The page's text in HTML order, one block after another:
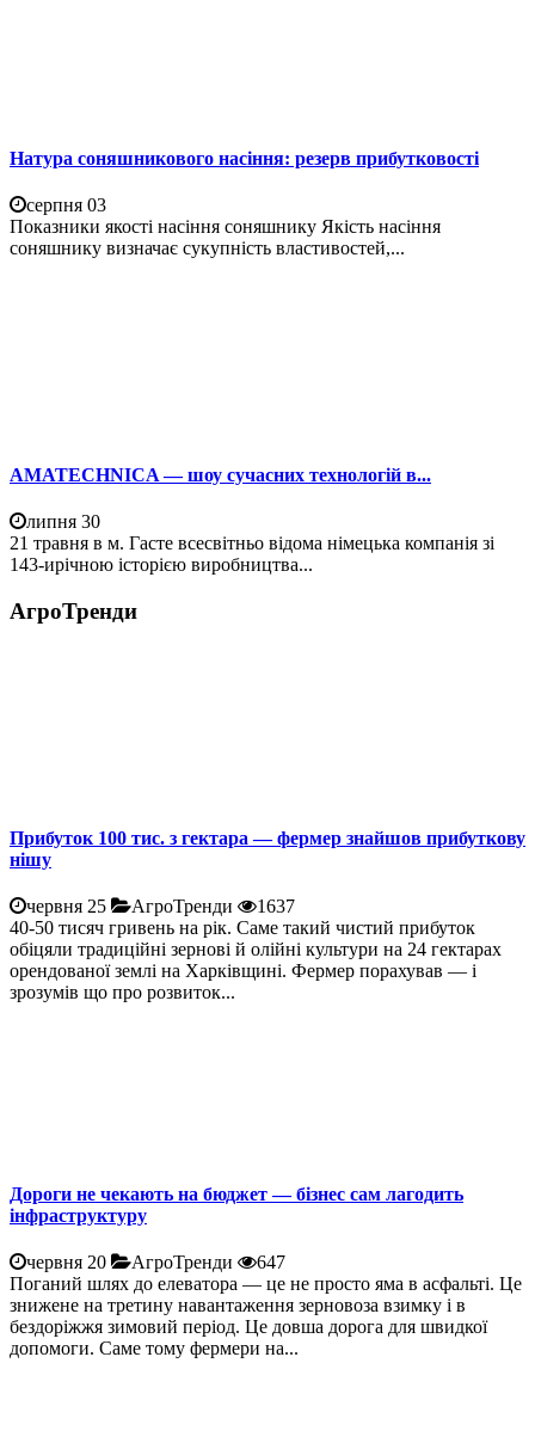
Натура соняшникового насіння: резерв прибутковості
серпня 03
Показники якості насіння соняшнику Якість насіння
соняшнику визначає сукупність властивостей,...
AMATECHNICA — шоу сучасних технологій в...
липня 30
21 травня в м. Гасте всесвітньо відома німецька компанія зі
143-ирічною історією виробництва...
АгроТренди
Прибуток 100 тис. з гектара — фермер знайшов прибуткову
нішу
червня 25 АгроТренди
1637
40-50 тисяч гривень на рік. Саме такий чистий прибуток
обіцяли традиційні зернові й олійні культури на 24 гектарах
орендованої землі на Харківщині. Фермер порахував — і
зрозумів що про розвиток...
Дороги не чекають на бюджет — бізнес сам лагодить
інфраструктуру
червня 20 АгроТренди
647
Поганий шлях до елеватора — це не просто яма в асфальті. Це
знижене на третину навантаження зерновоза взимку і в
бездоріжжя зимовий період. Це довша дорога для швидкої
допомоги. Саме тому фермери на...